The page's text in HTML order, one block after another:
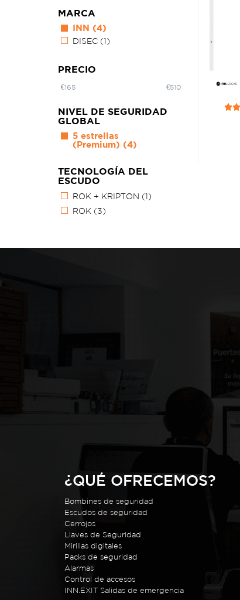
MARCA
INN (4)
DISEC (1)
PRECIO
€165 €510
NIVEL DE SEGURIDAD
GLOBAL
5 estrellas
(Premium) (4)
TECNOLOGÍA DEL
ESCUDO
ROK + KRIPTON (1)
ROK (3)
¿QUÉ OFRECEMOS?
Bombines de seguridad
Escudos de seguridad
Cerrojos
Llaves de Seguridad
Mirillas digitales
Packs de seguridad
Alarmas
Control de accesos
INN.EXIT Salidas de emergencia